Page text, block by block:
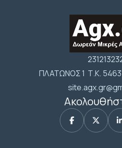
ΠΛΑΤΩΝΟΣ 1 Τ.Κ.